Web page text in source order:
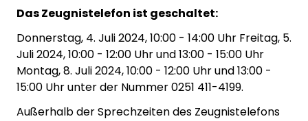
Das Zeugnistelefon ist geschaltet:
Donnerstag, 4. Juli 2024, 10:00 - 14:00 Uhr Freitag, 5.
Juli 2024, 10:00 - 12:00 Uhr und 13:00 - 15:00 Uhr
Montag, 8. Juli 2024, 10:00 - 12:00 Uhr und 13:00 -
15:00 Uhr unter der Nummer 0251 411-4199.
Außerhalb der Sprechzeiten des Zeugnistelefons